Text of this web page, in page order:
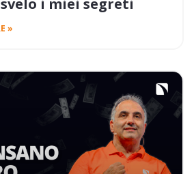
svelo i miei segreti
»